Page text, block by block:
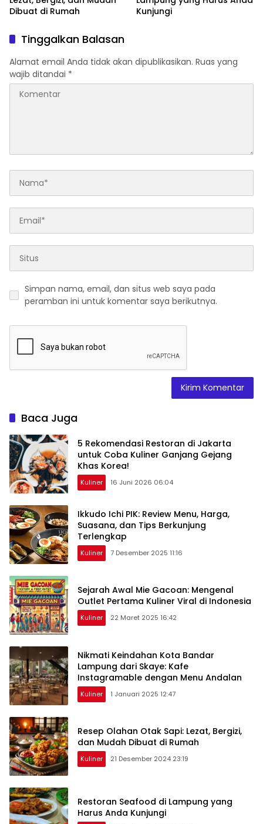
Dibuat di Rumah
Kunjungi
Tinggalkan Balasan
Alamat email Anda tidak akan dipublikasikan. Ruas yang
wajib ditandai *
Simpan nama, email, dan situs web saya pada
peramban ini untuk komentar saya berikutnya.
Baca Juga
5 Rekomendasi Restoran di Jakarta
untuk Coba Kuliner Ganjang Gejang
Khas Korea!
Kuliner 16 Juni 2026 06:04
Ikkudo Ichi PIK: Review Menu, Harga,
Suasana, dan Tips Berkunjung
Terlengkap
Kuliner 7 Desember 2025 11:16
Sejarah Awal Mie Gacoan: Mengenal
Outlet Pertama Kuliner Viral di Indonesia
Kuliner 22 Maret 2025 16:42
Nikmati Keindahan Kota Bandar
Lampung dari Skaye: Kafe
Instagramable dengan Menu Andalan
Kuliner 1 Januari 2025 12:47
Resep Olahan Otak Sapi: Lezat, Bergizi,
dan Mudah Dibuat di Rumah
Kuliner 21 Desember 2024 23:19
Restoran Seafood di Lampung yang
Harus Anda Kunjungi